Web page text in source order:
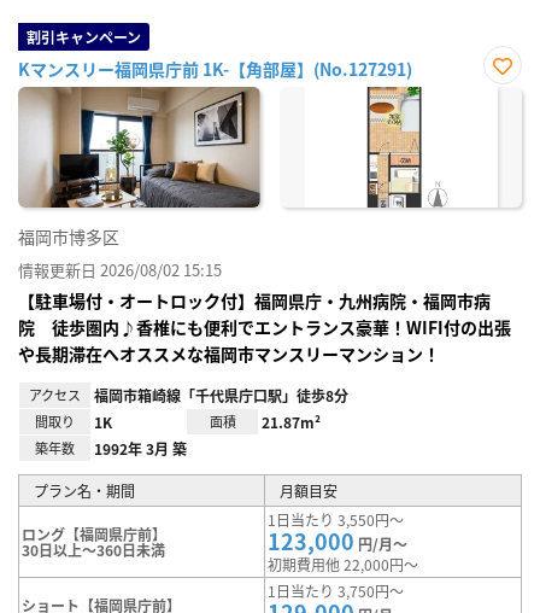
割引キャンペーン
Kマンスリー福岡県庁前 1K-【角部屋】(No.127291)
お気
福岡市博多区
情報更新日 2026/08/02 15:15
【駐車場付・オートロック付】福岡県庁・九州病院・福岡市病
院 徒歩圏内♪香椎にも便利でエントランス豪華！WIFI付の出張
や長期滞在へオススメな福岡市マンスリーマンション！
アクセス 福岡市箱崎線「千代県庁口駅」徒歩8分
間取り 1K 面積 21.87m²
築年数 1992年 3月 築
プラン名・期間 月額目安
ロング【福岡県庁前】
30日以上～360日未満
1日当たり 3,550円～
123,000 円/月～
初期費用他 22,000円～
ショート【福岡県庁前】
1日当たり 3,750円～